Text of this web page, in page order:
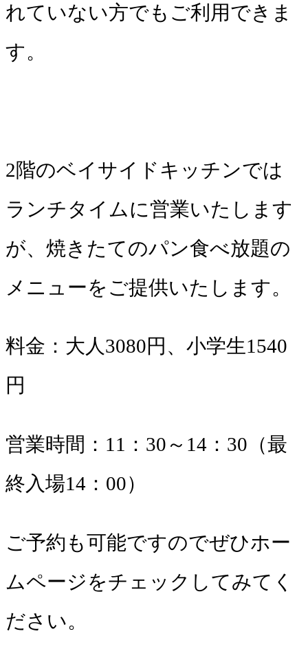
れていない方でもご利用できま
す。
2階のベイサイドキッチンでは
ランチタイムに営業いたします
が、焼きたてのパン食べ放題の
メニューをご提供いたします。
料金：大人3080円、小学生1540
円
営業時間：11：30～14：30（最
終入場14：00）
ご予約も可能ですのでぜひホー
ムページをチェックしてみてく
ださい。